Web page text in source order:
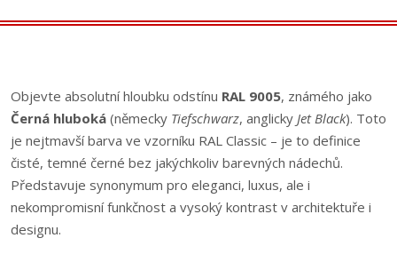
Objevte absolutní hloubku odstínu RAL 9005, známého jako
Černá hluboká (německy Tiefschwarz, anglicky Jet Black). Toto
je nejtmavší barva ve vzorníku RAL Classic – je to definice
čisté, temné černé bez jakýchkoliv barevných nádechů.
Představuje synonymum pro eleganci, luxus, ale i
nekompromisní funkčnost a vysoký kontrast v architektuře i
designu.